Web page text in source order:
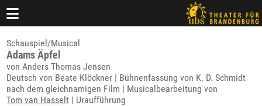
Schauspiel/Musical
Adams Äpfel
von Anders Thomas Jensen
Deutsch von Beate Klöckner | Bühnenfassung von K. D. Schmidt
nach dem gleichnamigen Film | Musicalbearbeitung von
Tom van Hasselt | Uraufführung